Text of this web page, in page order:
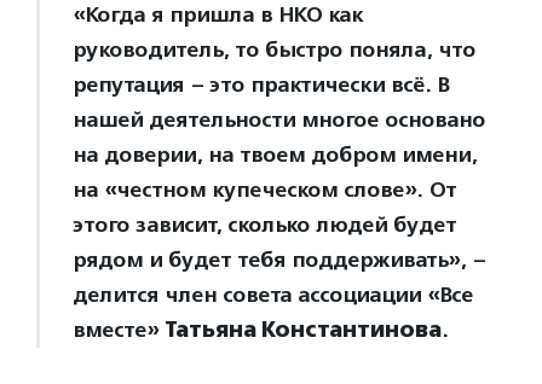
«Когда я пришла в НКО как
руководитель, то быстро поняла, что
репутация – это практически всё. В
нашей деятельности многое основано
на доверии, на твоем добром имени,
на «честном купеческом слове». От
этого зависит, сколько людей будет
рядом и будет тебя поддерживать», –
делится член совета ассоциации «Все
вместе» Татьяна Константинова.